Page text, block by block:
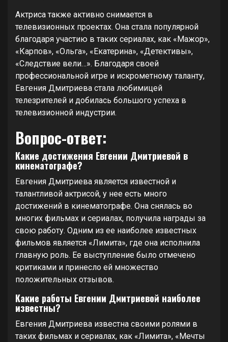
Актриса также активно снимается в
телевизионных проектах. Она стала популярной
благодаря участию в таких сериалах, как «Мажор»,
«Карпов», «Ольга», «Екатерина», «Детективы»,
«Следствие вели…». Благодаря своей
профессиональной игре и искрометному таланту,
Евгения Дмитриева стала любимицей
телезрителей и добилась большого успеха в
телевизионной индустрии.
Вопрос-ответ:
Какие достижения Евгении Дмитриевой в
кинематографе?
Евгения Дмитриева является известной и
талантливой актрисой, у нее есть много
достижений в кинематографе. Она снялась во
многих фильмах и сериалах, получила награды за
свою работу. Одним из ее наиболее известных
фильмов является «Лимита», где она исполнила
главную роль. Ее выступление было отмечено
критиками и принесло ей множество
положительных отзывов.
Какие работы Евгении Дмитриевой наиболее
известны?
Евгения Дмитриева известна своими ролями в
таких фильмах и сериалах, как «Лимита», «Мечты